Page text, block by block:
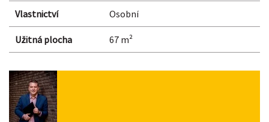
Vlastnictví Osobní
Užitná plocha 67 m²